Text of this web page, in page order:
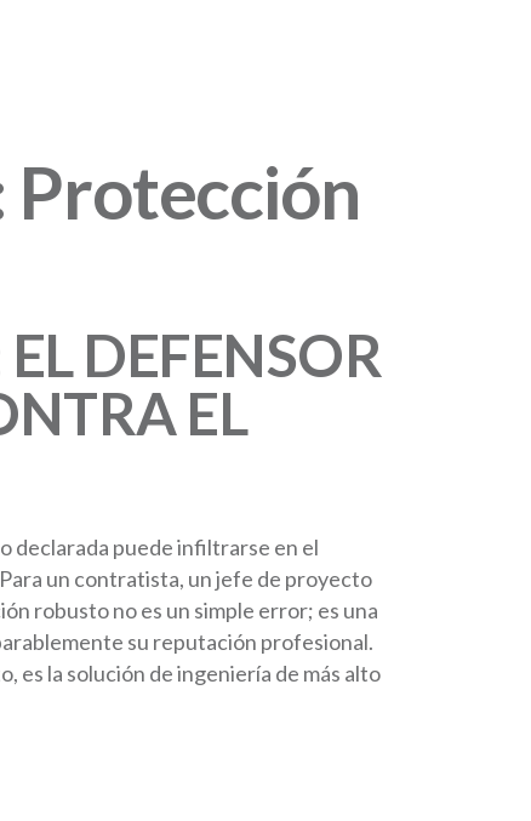
Protección
DEFENSOR
EL
declarada puede infiltrarse en el
un contratista, un jefe de proyecto
robusto no es un simple error; es una
su reputación profesional.
es la solución de ingeniería de más alto